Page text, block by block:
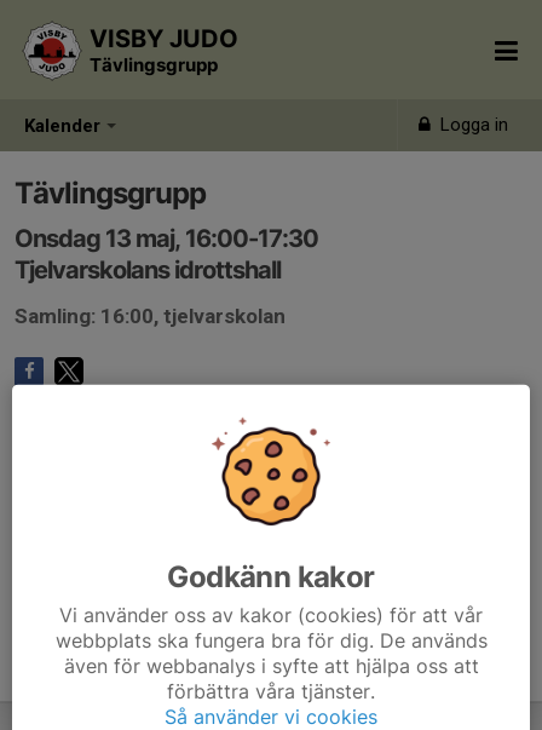
Kalender Logga in
VISBY JUDO
Tävlingsgrupp
Tävlingsgrupp
Onsdag 13 maj, 16:00-17:30
Tjelvarskolans idrottshall
Samling: 16:00, tjelvarskolan
Godkänn kakor
Vi använder oss av kakor (cookies) för att vår
webbplats ska fungera bra för dig. De används
även för webbanalys i syfte att hjälpa oss att
förbättra våra tjänster.
Så använder vi cookies